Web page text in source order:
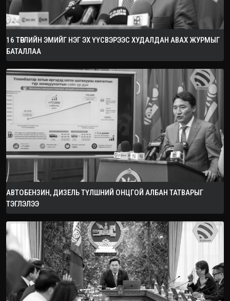
16 ТӨРЛИЙН ЭМИЙГ НЭГ ЭХ ҮҮСВЭРЭЭС ХУДАЛДАН АВАХ ЖУРМЫГ
БАТАЛЛАА
АВТОБЕНЗИН, ДИЗЕЛЬ ТҮЛШНИЙ ОНЦГОЙ АЛБАН ТАТВАРЫГ
ТЭГЛЭЛЭЭ